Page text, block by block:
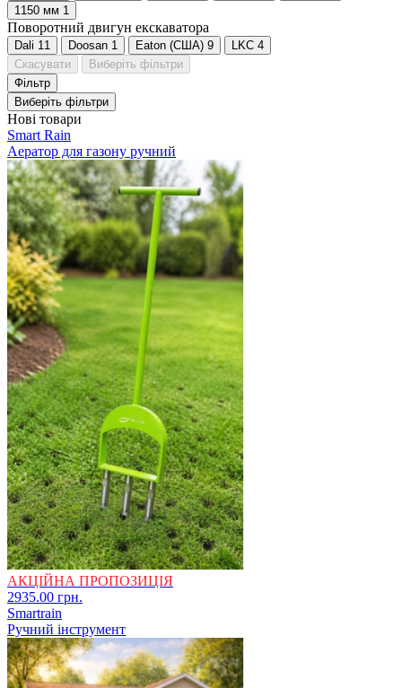
1150 мм 1
Поворотний двигун екскаватора
Dali 11 Doosan 1 Eaton (США) 9 LKC 4
Скасувати
Виберіть фільтри
Фільтр
Виберіть фільтри
Нові товари
Smart Rain
Аератор для газону ручний
АКЦІЙНА ПРОПОЗИЦІЯ
2935.00 грн.
Smartrain
Ручний інструмент